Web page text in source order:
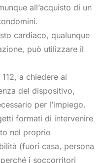
all’acquisto di un
cardiaco, qualunque
può utilizzare il
a chiedere ai
del dispositivo,
per l’impiego.
formati di intervenire
nel proprio
(fuori casa, persona
i soccorritori